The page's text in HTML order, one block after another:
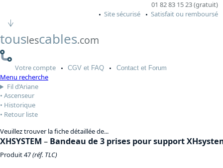
01 82 83 15 23 (gratuit)
Site sécurisé
Satisfait ou remboursé
touslescables.com
Votrecompte CGV et FAQ Contactet Forum
Menu recherche
Fil d’Ariane
Ascenseur
Historique
Retour liste
Veuillez trouver la fiche détaillée de...
XHSYSTEM – Bandeau de 3 prises pour support
Produit 47(réf. TLC)